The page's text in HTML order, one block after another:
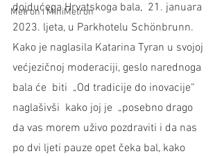
Metron i MiniMetron
dojdućega Hrvatskoga bala,  21. januara
2023. ljeta, u Parkhotelu Schönbrunn.
Kako je naglasila Katarina Tyran u svojoj
većjezičnoj moderaciji, geslo narednoga
bala će  biti  „Od tradicije do inovacije“
naglašivši  kako joj je  „posebno drago
da vas morem uživo pozdraviti i da nas
po dvi ljeti pauze opet čeka bal, kako